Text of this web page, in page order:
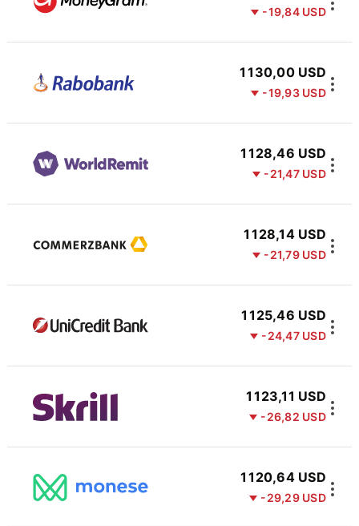
-19,84 USD
1 130,00 USD
-19,93 USD
1 128,46 USD
-21,47 USD
1 128,14 USD
-21,79 USD
1 125,46 USD
-24,47 USD
1 123,11 USD
-26,82 USD
1 120,64 USD
-29,29 USD